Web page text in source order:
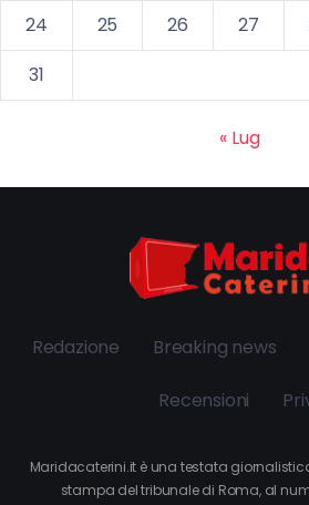
24
25 26 27
31
« Lug
Redazione Breaking news
Recensioni
Maridacaterini.it è una testata
stampa del tribunale di Roma, al